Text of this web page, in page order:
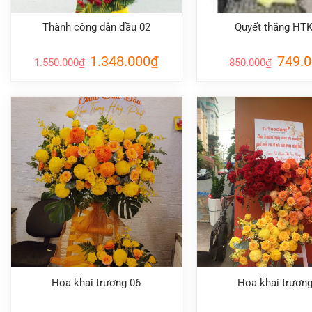
Thành công dẫn đầu 02
1.550.000₫ Giá
gốc
1.348.000₫Giá
Quyết thắng
850.000₫ Giá
gốc
Hoa khai trương 06 Hoa khai